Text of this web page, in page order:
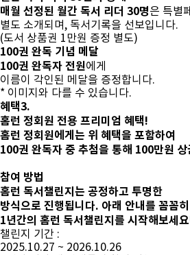
매월 선정된 월간 독서 리더 30명은 특별
별도 소개되며, 독서기록을 선보입니다.
(도서 상품권 1만원 증정 별도)
100권 완독 기념 메달
100권 완독자 전원에게
이름이 각인된 메달을 증정합니다.
* 이미지와 다를 수 있습니다.
혜택3.
홈런 정회원 전용 프리미엄 혜택!
홈런 정회원에게는 위 혜택을 포함하여
100권 완독자 중 추첨을 통해 100만원 상
참여 방법
홈런 독서챌린지는 공정하고 투명한
방식으로 진행됩니다. 아래 안내를 꼼꼼
1년간의 홈런 독서챌린지를 시작해보세
챌린지 기간 :
2025.10.27 ~ 2026.10.26